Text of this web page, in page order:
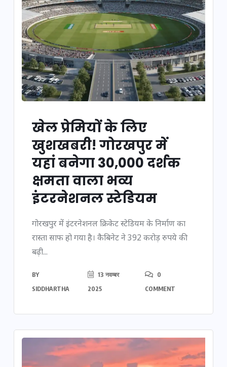
खेल प्रेमियों के लिए
खुशखबरी! गोरखपुर में
यहां बनेगा 30,000 दर्शक
क्षमता वाला भव्य
इंटरनेशनल स्टेडियम
गोरखपुर में इंटरनेशनल क्रिकेट स्टेडियम के निर्माण का
रास्ता साफ हो गया है। कैबिनेट ने 392 करोड़ रुपये की
बढ़ी...
BY
SIDDHARTHA
13 नवम्बर
2025
0
COMMENT